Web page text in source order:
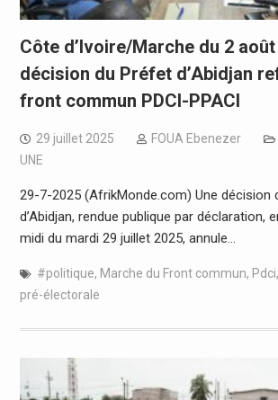
Côte d’Ivoire/Marche du 2
décision du Préfet d’Abidjan
front commun PDCI-PPACI
29 juillet 2025 FOUA Ebenezer
UNE
29-7-2025 (AfrikMonde.com) Une décision
d’Abidjan, rendue publique par déclaration,
midi du mardi 29 juillet 2025, annule…
#politique, Marche du Front commun, Pdci,
pré-électorale